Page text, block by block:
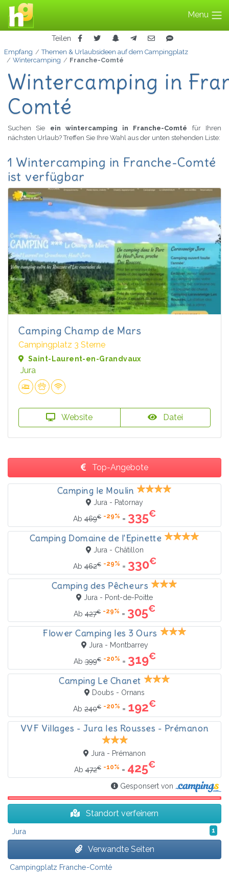
Menu
Teilen
Empfang
Themen & Urlaubsideen auf dem Campingplatz
Wintercamping
Franche-Comté
Wintercamping in
Comté
Suchen Sie ein wintercamping in Franche-Comté für Ihren
nächsten Urlaub? Treffen Sie Ihre Wahl aus der unten stehenden Liste:
1 Wintercamping in Franche-Comté
ist verfügbar
Camping Champ de Mars
Campingplatz 3 Sterne
Saint-Laurent-en-Grandvaux
Jura
Website Datei
Top-Angebote
Camping le Moulin
Jura - Patornay
Ab 469€ -29% = 335€
Camping Domaine de l'Epinette
Jura - Châtillon
Ab462€ -29% = 330€
Camping des Pêcheurs
Jura - Pont-de-Poitte
Ab 427€ -29% = 305€
Flower Camping les 3 Ours
Jura - Montbarrey
Ab399€ -20% = 319€
Camping Le Chanet
Doubs - Ornans
Ab 240€ -20% = 192€
VVF Villages - Jura les Rousses - Prémanon
Jura - Prémanon
Ab472€ -10% = 425€
Gesponsert von
Standort verfeinern
Jura 1
Verwandte Seiten
Campingplatz Franche-Comté